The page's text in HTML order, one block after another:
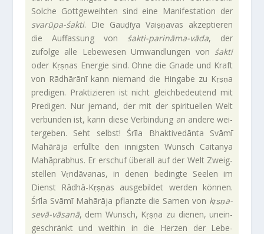
Solche Gott­ge­weihten sind eine Mani­fe­sta­tion der
svarūpa-śakti. Die Gauḍīya Vaiṣṇavas akzep­tieren
die Auf­fas­sung von śakti-parināma-vāda, der
zufolge alle Lebe­wesen Umwand­lungen von śakti
oder Kṛṣṇas Energie sind. Ohne die Gnade und Kraft
von Rād­hārānī kann nie­mand die Hin­gabe zu Kṛṣṇa
pre­digen. Prak­ti­zieren ist nicht gleich­be­deu­tend mit
Pre­digen. Nur jemand, der mit der spi­ri­tu­ellen Welt
ver­bunden ist, kann diese Ver­bin­dung an andere wei­
ter­geben. Seht selbst! Śrīla Bhak­ti­ve­dānta Svāmī
Mahārāja erfüllte den innig­sten Wunsch Cai­tanya
Mahāprabhus. Er erschuf überall auf der Welt Zweig­
stellen Vṛn­dā­vanas, in denen bedingte Seelen im
Dienst Rādhā-Kṛṣṇas aus­ge­bildet werden können.
Śrīla Svāmī Mahārāja pflanzte die Samen von kṛṣṇa-
sevā-vāsanā, dem Wunsch, Kṛṣṇa zu dienen, unein­
ge­schränkt und weithin in die Herzen der Lebe­